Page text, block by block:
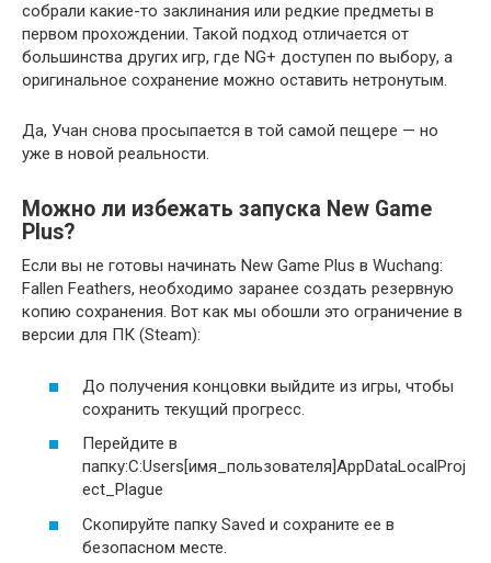
собрали какие-то заклинания или редкие предметы в
первом прохождении. Такой подход отличается от
большинства других игр, где NG+ доступен по выбору, а
оригинальное сохранение можно оставить нетронутым.
Да, Учан снова просыпается в той самой пещере — но
уже в новой реальности.
Можно ли избежать запуска New Game
Plus?
Если вы не готовы начинать New Game Plus в Wuchang:
Fallen Feathers, необходимо заранее создать резервную
копию сохранения. Вот как мы обошли это ограничение в
версии для ПК (Steam):
До получения концовки выйдите из игры, чтобы
сохранить текущий прогресс.
Перейдите в
папку:C:Users[имя_пользователя]AppDataLocalProj
ect_Plague
Скопируйте папку Saved и сохраните ее в
безопасном месте.